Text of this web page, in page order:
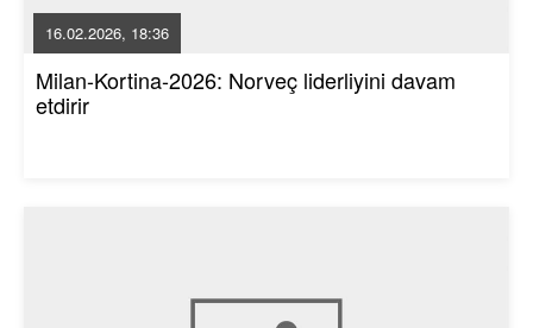
16.02.2026, 18:36
Milan-Kortina-2026: Norveç liderliyini davam
etdirir